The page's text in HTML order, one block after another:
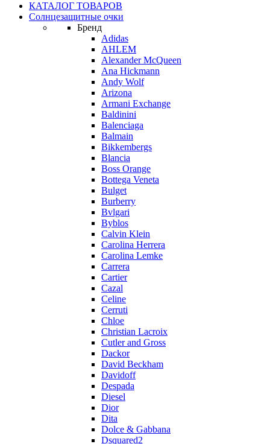
КАТАЛОГ ТОВАРОВ
Солнцезащитные очки
Бренд
Adidas
AHLEM
Alexander McQueen
Ana Hickmann
Andy Wolf
Arizona
Armani Exchange
Baldinini
Balenciaga
Balmain
Bikkembergs
Blancia
Boss Orange
Bottega Veneta
Bulget
Burberry
Bvlgari
Byblos
Calvin Klein
Carolina Herrera
Carolina Lemke
Carrera
Cartier
Cazal
Celine
Cerruti
Chloe
Christian Lacroix
Cutler and Gross
Dackor
David Beckham
Davidoff
Despada
Diesel
Dior
Dita
Dolce & Gabbana
Dsquared2